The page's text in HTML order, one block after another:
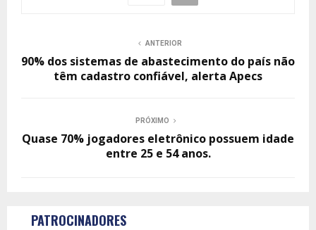
ANTERIOR
90% dos sistemas de abastecimento do país não
têm cadastro confiável, alerta Apecs
PRÓXIMO
Quase 70% jogadores eletrônico possuem idade
entre 25 e 54 anos.
PATROCINADORES